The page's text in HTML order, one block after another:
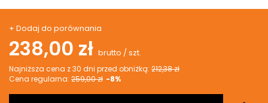
+ Dodaj do porównania
238,00 zł brutto / szt.
Najniższa cena z 30 dni przed obniżką: 212,38 zł
Cena regularna: 259,00 zł -8%